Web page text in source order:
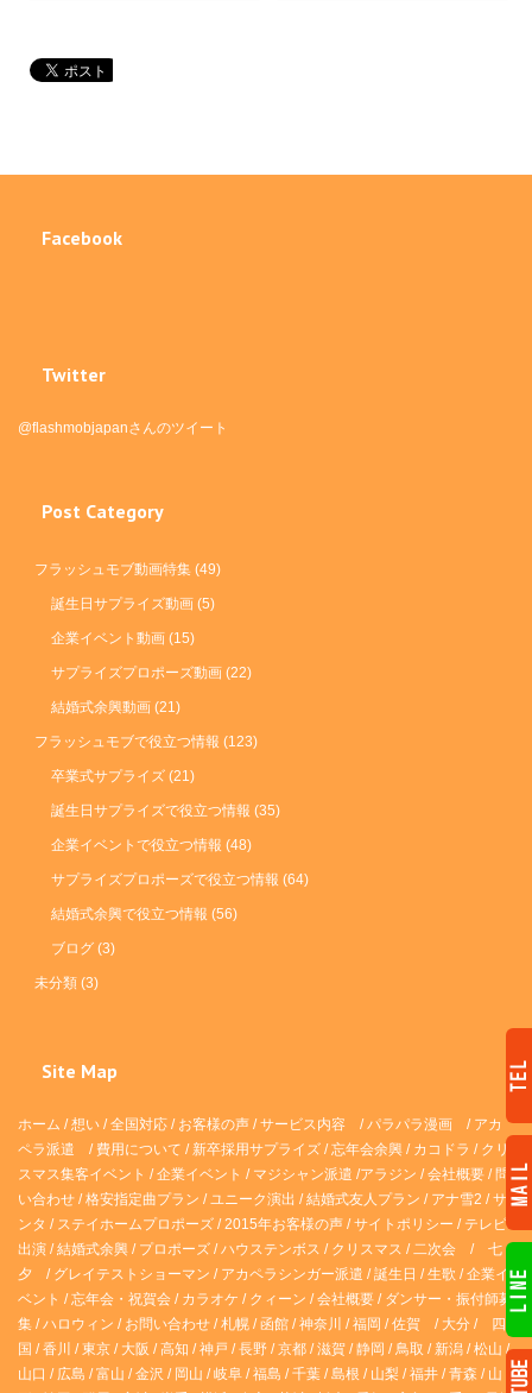
Facebook
Twitter
@flashmobjapanさんのツイート
Post Category
フラッシュモブ動画特集 (49)
誕生日サプライズ動画 (5)
企業イベント動画 (15)
サプライズプロポーズ動画 (22)
結婚式余興動画 (21)
フラッシュモブで役立つ情報 (123)
卒業式サプライズ (21)
誕生日サプライズで役立つ情報 (35)
企業イベントで役立つ情報 (48)
サプライズプロポーズで役立つ情報 (64)
結婚式余興で役立つ情報 (56)
ブログ (3)
未分類 (3)
Site Map
ホーム /想い /全国対応 / お客様の声 /サービス内容 /パラパラ漫画 / アカ
ペラ派遣 / 費用について / 新卒採用サプライズ /忘年会余興 / カコドラ / クリ
スマス集客イベント /企業イベント / マジシャン派遣 /アラジン /会社概要 / 問
い合わせ /格安指定曲プラン /ユニーク演出 /結婚式友人プラン / アナ雪2 /サ
ンタ / ステイホームプロポーズ /2015年お客様の声 /サイトポリシー / テレビ
出演 /結婚式余興 / プロポーズ /ハウステンボス / クリスマス /二次会 / 七
夕 / グレイテストショーマン / アカペラシンガー派遣 /誕生日 /生歌 /企業イ
ベント /忘年会・祝賀会 / カラオケ / クィーン /会社概要 / ダンサー・振付師募
集 /ハロウィン / お問い合わせ /札幌 /函館 /神奈川 /福岡 /佐賀 / 大分 /
四
国 /香川 /東京 / 大阪 /高知 /神戸 /長野 /京都 /滋賀 /静岡 /鳥取 / 新潟 /松山 /
山口 / 広島 /富山 /金沢 / 岡山 /岐阜 /福島 /千葉 /島根 / 山梨 /福井 /青森 / 山